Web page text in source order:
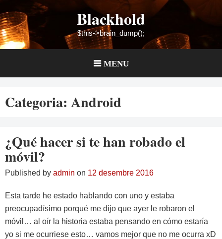
to
content
Blackhold
$this->brain_dump();
MENU
Categoria: Android
¿Qué hacer si te han robado el
móvil?
Published by admin on 12 desembre 2016
Esta tarde he estado hablando con uno y estaba
preocupadísimo porqué me dijo que ayer le robaron el
móvil… al oír la historia estaba pensando en cómo estaría
yo si me ocurriese esto… vamos mejor que no me ocurra xD